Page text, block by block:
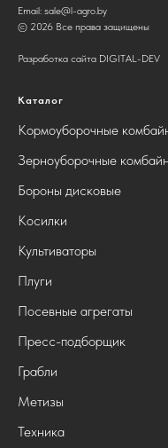
Email: sale@l-agro.by
© 2026 Все права защищены
Разработка сайта DIGITAL-DEV
Каталог
Кормоуборочные
Зерноуборочные
Бороны дисковые
Косилки
Культиваторы
Плуги
Посевные агрегаты
Пресс-подборщик
Грабли
Метизы
Техника